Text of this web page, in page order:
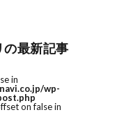
の最新記事
in
wp-
on false in